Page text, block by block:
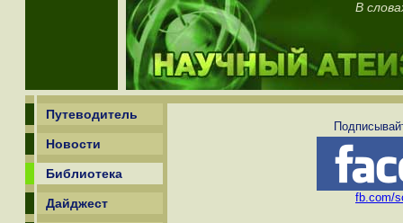
В
Путеводитель
Новости
Библиотека
Дайджест fb.com/